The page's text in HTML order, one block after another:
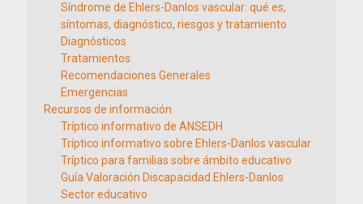
Síndrome de Ehlers-Danlos vascular: qué es,
síntomas, diagnóstico, riesgos y tratamiento
Diagnósticos
Tratamientos
Recomendaciones Generales
Emergencias
Recursos de información
Tríptico informativo de ANSEDH
Tríptico informativo sobre Ehlers-Danlos vascular
Tríptico para familias sobre ámbito educativo
Guía Valoración Discapacidad Ehlers-Danlos
Sector educativo